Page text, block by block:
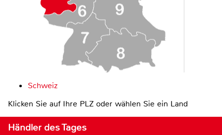
Schweiz
Klicken Sie auf Ihre PLZ oder wählen Sie ein Land
Händler des Tages